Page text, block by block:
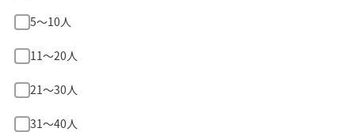
5〜10人
11〜20人
21〜30人
31〜40人